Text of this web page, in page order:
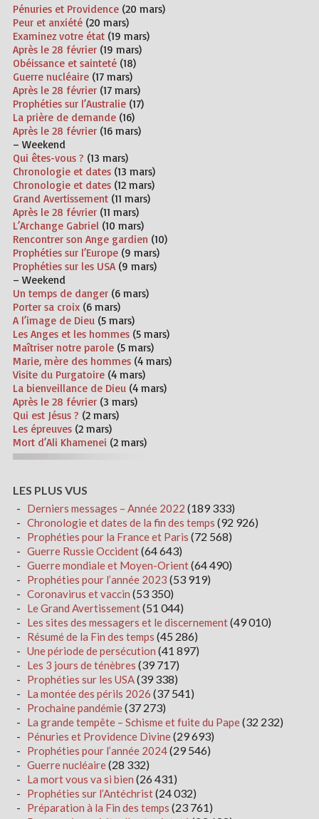
Pénuries et Providence(20 mars)
Peur et anxiété(20 mars)
Examinez votre état(19 mars)
Après le 28 février(19 mars)
Obéissance et sainteté(18)
Guerre nucléaire(17 mars)
Après le 28 février(17 mars)
Prophéties sur l’Australie(17)
La prière de demande(16)
Après le 28 février(16 mars)
– Weekend
Qui êtes-vous ? (13 mars)
Chronologie et dates(13 mars)
Chronologie et dates(12 mars)
Grand Avertissement(11 mars)
Après le 28 février(11 mars)
L’Archange Gabriel (10 mars)
Rencontrer son Ange gardien (10)
Prophéties sur l’Europe(9 mars)
Prophéties sur les USA(9 mars)
– Weekend
Un temps de danger(6 mars)
Porter sa croix(6 mars)
A l’image de Dieu (5 mars)
Les Anges et les hommes(5 mars)
Maîtriser notre parole(5 mars)
Marie, mère des hommes(4 mars)
Visite du Purgatoire(4 mars)
La bienveillance de Dieu (4 mars)
Après le 28 février(3 mars)
Qui est Jésus ? (2 mars)
Les épreuves(2 mars)
Mort d’Ali Khamenei (2 mars)
LES PLUS VUS
Derniers messages – Année 2022 (189 333)
Chronologie et dates de la fin des temps (92 926)
Prophéties pour la France et Paris (72 568)
Guerre Russie Occident(64 643)
Guerre mondiale et Moyen-Orient(64 490)
Prophéties pour l’année 2023 (53 919)
Coronavirus et vaccin (53 350)
Le Grand Avertissement(51 044)
Les sites des messagers et le discernement(49 010)
Résumé de la Fin des temps (45 286)
Une période de persécution (41 897)
Les 3 jours de ténèbres (39 717)
Prophéties sur les USA(39 338)
La montée des périls 2026 (37 541)
Prochaine pandémie(37 273)
La grande tempête – Schisme et fuite du Pape(32 232)
Pénuries et Providence Divine(29 693)
Prophéties pour l’année 2024(29 546)
Guerre nucléaire(28 332)
La mort vous va si bien (26 431)
Prophéties sur l’Antéchrist(24 032)
Préparation à la Fin des temps (23 761)